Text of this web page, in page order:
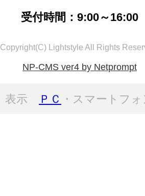
受付時間：9:00～16:00
Copyright(C) Lightstyle All Rights
NP-CMS ver4 by Netprompt
表示 ＰＣ ・スマートフ